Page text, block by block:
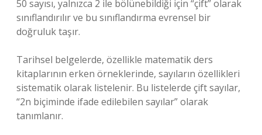
50 sayısı, yalnızca 2 ile bölünebildiği için “çift” olarak
sınıflandırılır ve bu sınıflandırma evrensel bir
doğruluk taşır.
Tarihsel belgelerde, özellikle matematik ders
kitaplarının erken örneklerinde, sayıların özellikleri
sistematik olarak listelenir. Bu listelerde çift sayılar,
“2n biçiminde ifade edilebilen sayılar” olarak
tanımlanır.